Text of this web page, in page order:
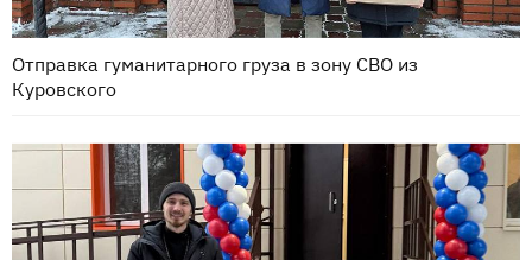
Отправка гуманитарного груза в зону СВО из
Куровского